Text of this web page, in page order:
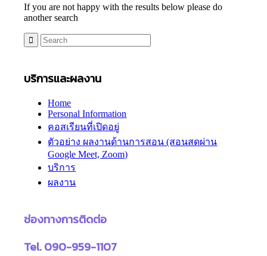
If you are not happy with the results below please do
another search
บริการและผลงาน
Home
Personal Information
คอสเรียนที่เปิดอยู่
ตัวอย่าง ผลงานด้านการสอน (สอนสดผ่าน
Google Meet, Zoom)
บริการ
ผลงาน
ช่องทางการติดต่อ
Tel. 090-959-1107